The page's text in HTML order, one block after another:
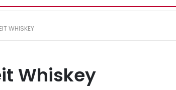
WHISKEY
Whiskey